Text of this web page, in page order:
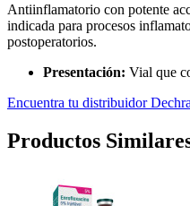
Antiinflamatorio con potente
indicada para procesos
postoperatorios.
Presentación: Vial que
Encuentra tu distribuidor
Productos